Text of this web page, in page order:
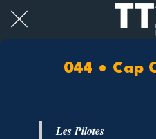
044 • Cap
Les Pilotes